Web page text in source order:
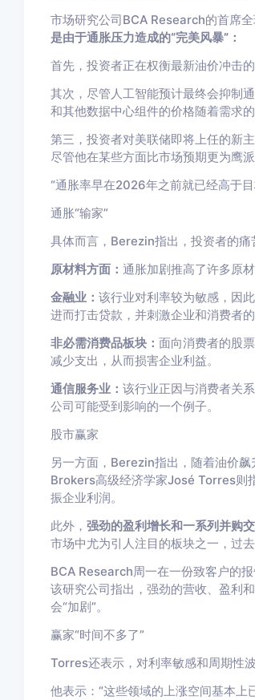
市场研究公司BCA Research的首席
是由于通胀压力造成的“完美风暴”：
首先，投资者正在权衡最新油价冲击
其次，尽管人工智能预计最终会抑制
和其他数据中心组件的价格随着需求的
第三，投资者对美联储即将上任的新
尽管他在某些方面比市场预期更为鹰
“通胀率早在2026年之前就已经高于
通胀“输家”
具体而言，Berezin指出，投资者的痛
原材料方面： 通胀加剧推高了许多原
金融业： 该行业对利率较为敏感，因
进而打击贷款，并刺激企业和消费者
非必需消费品板块： 面向消费者的股
减少支出，从而损害企业利益。
通信服务业： 该行业正因与消费者关
公司可能受到影响的一个例子。
股市赢家
另一方面，Berezin指出，随着油价飙
Brokers高级经济学家José Torres则
振企业利润。
此外， 强劲的盈利增长和一系列并购
市场中尤为引人注目的板块之一，过去
BCA Research周一在一份致客户的报
该研究公司指出，强劲的营收、盈利
会“加剧”。
赢家“时间不多了”
Torres还表示，对利率敏感和周期性
他表示：“这些领域的上涨空间基本